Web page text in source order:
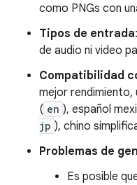
como PNGs con
Tipos de entrada
de audio ni video
Compatibilidad
mejor rendimiento,
( en ), español
jp ), chino
Problemas de
Es posible